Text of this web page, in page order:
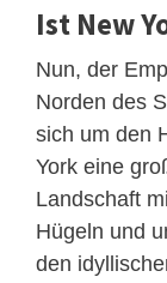
Ist New
Nun, der
Norden des
sich um den
York eine
Landschaft
Hügeln und
den